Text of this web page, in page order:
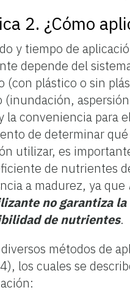
2. ¿Cómo
y tiempo de
depende del
(con plástico o sin
(inundación,
la conveniencia para
de determinar
utilizar, es
de nutrientes
a madurez, ya que
no garantiza la
de nutrientes.
métodos de
los cuales se